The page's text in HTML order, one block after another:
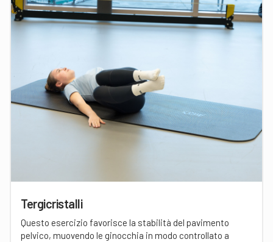
Tergicristalli
Questo esercizio favorisce la stabilità del pavimento
pelvico, muovendo le ginocchia in modo controllato a